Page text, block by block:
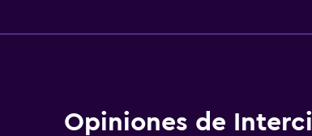
Opiniones de